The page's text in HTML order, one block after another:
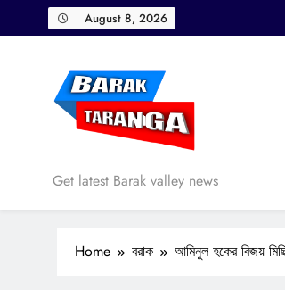
to
August 8, 2026
Barak Taranga
Get latest Barak valley news
Home বরাক আমিনুল হকের বিজয়